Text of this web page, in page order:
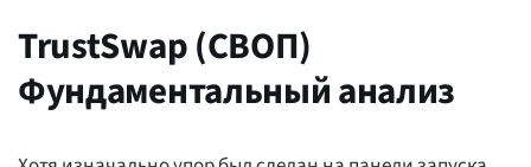
TrustSwap (СВОП)
Фундаментальный анализ